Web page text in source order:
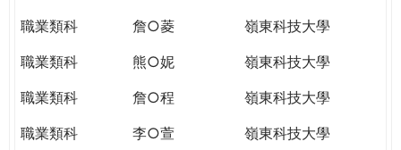
職業類科
詹○菱
嶺東科技大學
職業類科
熊○妮
嶺東科技大學
職業類科
詹○程
嶺東科技大學
職業類科
李○萱
嶺東科技大學